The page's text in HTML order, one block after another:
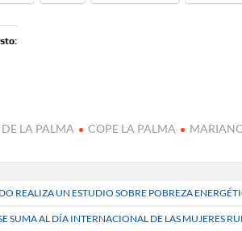
LA PALMA COPE LA PALMA
REALIZA UN ESTUDIO SOBRE POBREZA
SUMA AL DÍA INTERNACIONAL DE LAS MUJERES